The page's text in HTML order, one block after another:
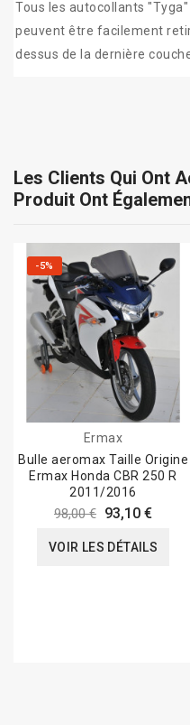
Tous les autocollants
peuvent être facilement
dessus de la dernière
Les Clients Qui Ont
Produit Ont
-5%
Ermax
Bulle aeromax Taille Origine
Ermax Honda CBR 250 R
2011/2016
98,00 € 93,10 €
VOIR LES DÉTAILS